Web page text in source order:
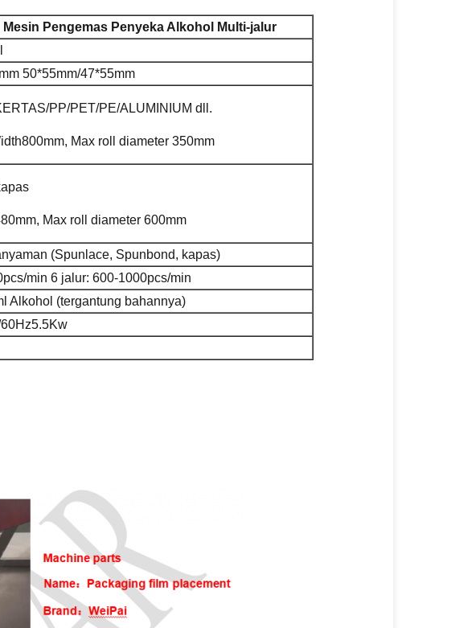
Mesin Pengemas Penyeka Alkohol Multi-jalur
50*55mm/47*55mm
PP/PET/PE/ALUMINIUM dll.
Max roll diameter 350mm
Max roll diameter 600mm
(Spunlace, Spunbond, kapas)
min 6 jalur: 600-1000pcs/min
Alkohol (tergantung bahannya)